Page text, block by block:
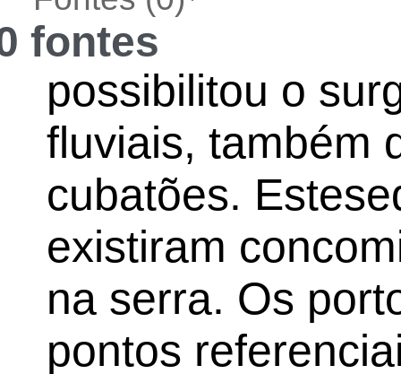
fontes
possibilitou o
fluviais, também
cubatões.
existiram
na serra. Os
pontos